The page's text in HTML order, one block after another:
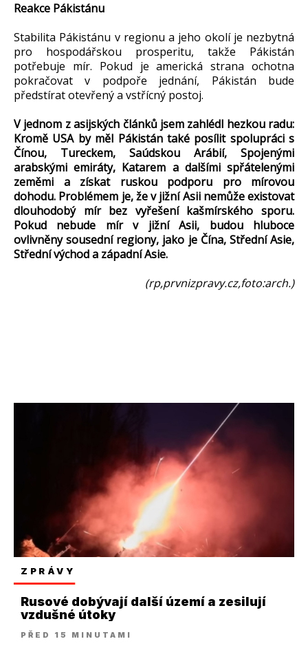
Reakce Pákistánu
Stabilita Pákistánu v regionu a jeho okolí je nezbytná
pro hospodářskou prosperitu, takže Pákistán
potřebuje mír. Pokud je americká strana ochotna
pokračovat v podpoře jednání, Pákistán bude
předstírat otevřený a vstřícný postoj.
V jednom z asijských článků jsem zahlédl hezkou radu:
Kromě USA by měl Pákistán také posílit spolupráci s
Čínou, Tureckem, Saúdskou Arábií, Spojenými
arabskými emiráty, Katarem a dalšími spřátelenými
zeměmi a získat ruskou podporu pro mírovou
dohodu. Problémem je, že v jižní Asii nemůže existovat
dlouhodobý mír bez vyřešení kašmírského sporu.
Pokud nebude mír v jižní Asii, budou hluboce
ovlivněny sousední regiony, jako je Čína, Střední Asie,
Střední východ a západní Asie.
(rp,prvnizpravy.cz,foto:arch.)
ZPRÁVY
Rusové dobývají další území a zesilují
vzdušné útoky
PŘED 15 MINUTAMI